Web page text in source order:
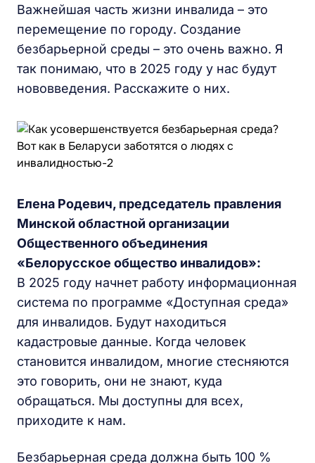
Важнейшая часть жизни инвалида – это
перемещение по городу. Создание
безбарьерной среды – это очень важно. Я
так понимаю, что в 2025 году у нас будут
нововведения. Расскажите о них.
Елена Родевич, председатель правления
Минской областной организации
Общественного объединения
«Белорусское общество инвалидов»:
В 2025 году начнет работу информационная
система по программе «Доступная среда»
для инвалидов. Будут находиться
кадастровые данные. Когда человек
становится инвалидом, многие стесняются
это говорить, они не знают, куда
обращаться. Мы доступны для всех,
приходите к нам.
Безбарьерная среда должна быть 100 %